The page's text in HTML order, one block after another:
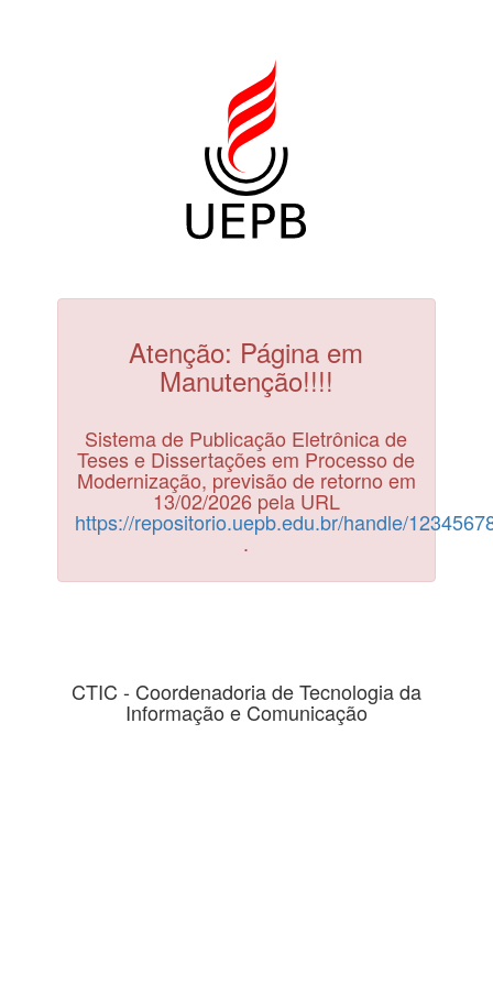
Atenção: Página em
Manutenção!!!!
Sistema de Publicação Eletrônica de
Teses e Dissertações em Processo de
Modernização, previsão de retorno em
13/02/2026 pela URL
https://repositorio.uepb.edu.br/handle/
.
CTIC - Coordenadoria de Tecnologia da
Informação e Comunicação